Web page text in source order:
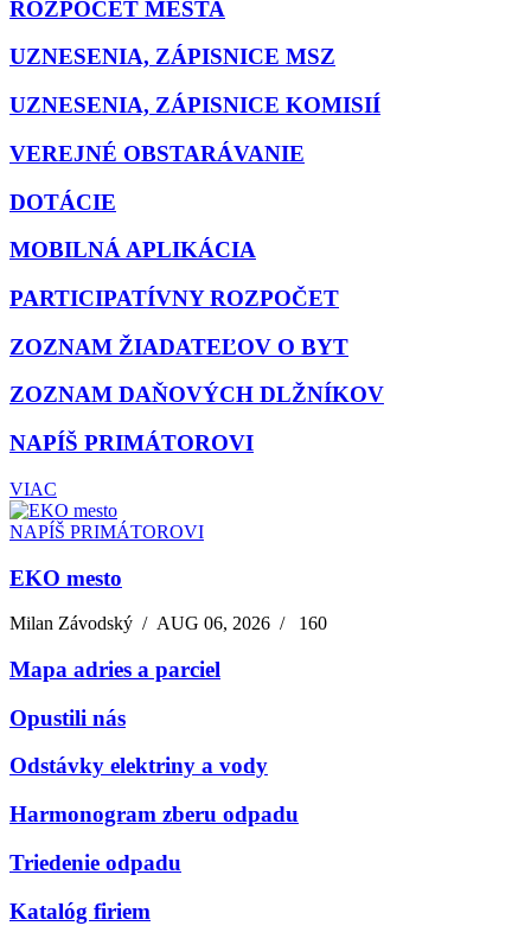
ROZPOČET MESTA
UZNESENIA, ZÁPISNICE MSZ
UZNESENIA, ZÁPISNICE KOMISIÍ
VEREJNÉ OBSTARÁVANIE
DOTÁCIE
MOBILNÁ APLIKÁCIA
PARTICIPATÍVNY ROZPOČET
ZOZNAM ŽIADATEĽOV O BYT
ZOZNAM DAŇOVÝCH DLŽNÍKOV
NAPÍŠ PRIMÁTOROVI
VIAC
NAPÍŠ PRIMÁTOROVI
EKO mesto
Milan Závodský /AUG 06, 2026 / 160
Mapa adries a parciel
Opustili nás
Odstávky elektriny a vody
Harmonogram zberu odpadu
Triedenie odpadu
Katalóg firiem